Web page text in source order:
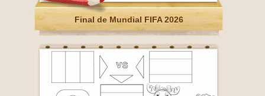
Final de Mundial FIFA 2026